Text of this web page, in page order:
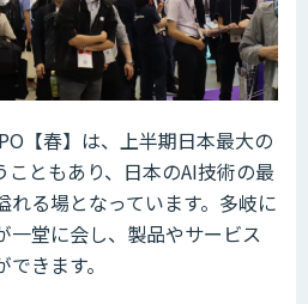
【春】は、上半期日本最大の
ともあり、日本のAI技術の最
れる場となっています。多岐に
一堂に会し、製品やサービス
きます。